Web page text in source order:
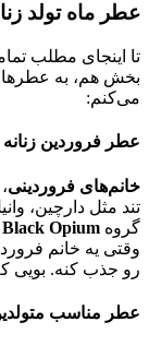
عطر ماه تولد
تا اینجای مطلب
بخش هم، به
می‌کنم:
عطر فروردین زنانه
خانم‌های فروردینی
تند مثل دارچین،
گروه Black Opium از YSL یا Coco Mademoiselle از Chanel
وقتی یه خانم
رو جذب کنه. بویی
عطر مناسب